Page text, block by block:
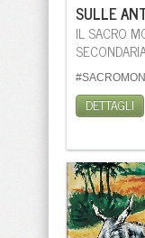
SULLE
IL SACRO
DETTAGLI